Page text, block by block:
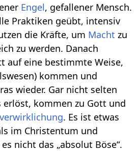
Engel, gefallener Mensch.
Praktiken geübt, intensiv
die Kräfte, um Macht zu
zu werden. Danach
auf eine bestimmte Weise,
kommen und
wieder. Gar nicht selten
erlöst, kommen zu Gott und
. Es ist etwas
im Christentum und
nicht das „absolut Böse“.